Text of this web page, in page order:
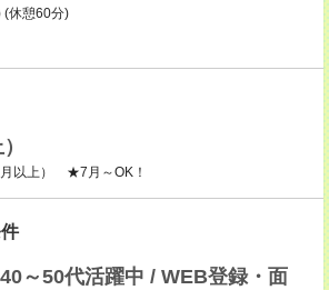
(休憩60分)
以上） ★7月～OK！
～50代活躍中 / WEB登録・面